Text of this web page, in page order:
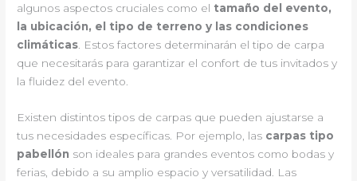
algunos aspectos cruciales como el tamaño del evento,
la ubicación, el tipo de terreno y las condiciones
climáticas . Estos factores determinarán el tipo de carpa
que necesitarás para garantizar el confort de tus invitados y
la fluidez del evento.
Existen distintos tipos de carpas que pueden ajustarse a
tus necesidades específicas. Por ejemplo, las carpas tipo
pabellón son ideales para grandes eventos como bodas y
ferias, debido a su amplio espacio y versatilidad. Las